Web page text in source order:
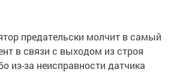
предательски молчит в самый
в связи с выходом из строя
из-за неисправности датчика